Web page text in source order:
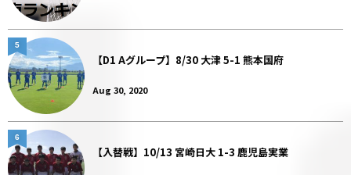
【D1 Aグループ】8/30 大津 5-1 熊本国府
Aug 30, 2020
5
【入替戦】10/13 宮崎日大 1-3 鹿児島実業
6